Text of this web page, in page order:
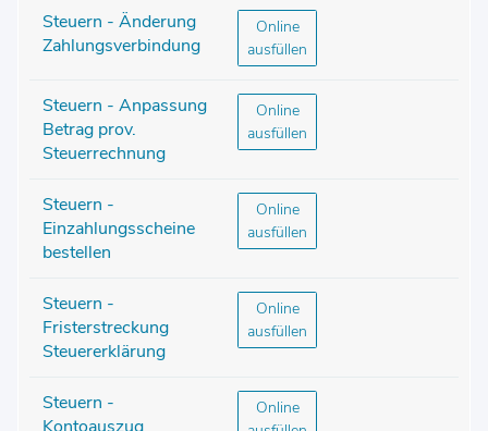
Steuern - Änderung
Zahlungsverbindung
Steuern - Änderung
Online
ausfüllen
Steuern - Anpassung
Betrag prov.
Steuerrechnung
Steuern - Anpassung Betrag
Online
ausfüllen
Steuern -
Einzahlungsscheine
bestellen
Steuern - Einzahlungsscheine
Online
ausfüllen
Steuern -
Fristerstreckung
Steuererklärung
Steuern - Fristerstreckung
Online
ausfüllen
Steuern -
Steuern - Kontoauszug bestellen
Online